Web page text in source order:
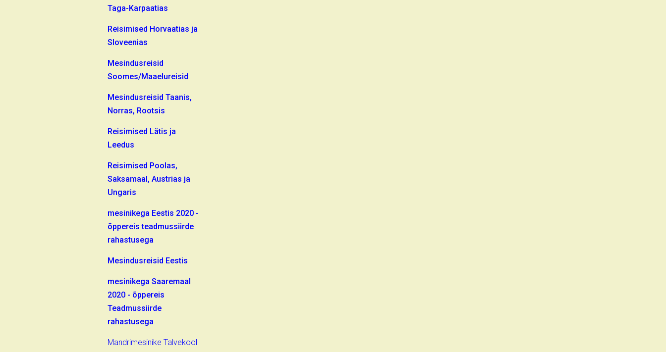
Taga-Karpaatias
Reisimised Horvaatias ja
Sloveenias
Mesindusreisid
Soomes/Maaelureisid
Mesindusreisid Taanis,
Norras, Rootsis
Reisimised Lätis ja
Leedus
Reisimised Poolas,
Saksamaal, Austrias ja
Ungaris
mesinikega Eestis 2020 -
õppereis teadmussiirde
rahastusega
Mesindusreisid Eestis
mesinikega Saaremaal
2020 - õppereis
Teadmussiirde
rahastusega
Mandrimesinike Talvekool